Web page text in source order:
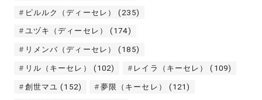
ピルルク（ディーセレ） (235)
ユヅキ（ディーセレ） (174)
リメンバ（ディーセレ） (185)
リル（キーセレ） (102) レイラ（キーセレ） (109)
創世マユ (152) 夢限（キーセレ） (121)